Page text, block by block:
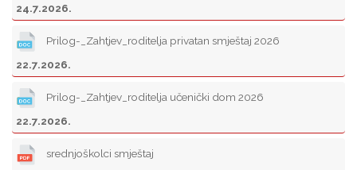
24.7.2026.
Prilog-_Zahtjev_roditelja privatan smještaj 2026
22.7.2026.
Prilog-_Zahtjev_roditelja učenički dom 2026
22.7.2026.
srednjoškolci smještaj